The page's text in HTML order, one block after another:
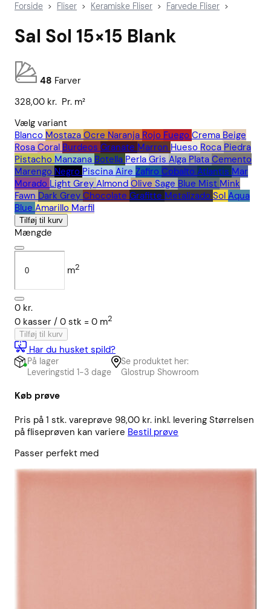
Forside > Fliser > Keramiske Fliser > Farvede Fliser >
Sal Sol 15×15 Blank
48 Farver
328,00 kr. Pr. m²
Vælg variant
Blanco Mostaza Ocre Naranja Rojo Fuego Crema Beige
Rosa Coral Burdeos Granate Marron Hueso Roca Piedra
Pistacho Manzana Botella Perla Gris Alga Plata Cemento
Marengo Negro Piscina Aire Zafiro Cobalto Atlantis Mar
Morado Light Grey Almond Olive Sage Blue Mist Mink
Fawn Dark Grey Chocolate Grafitte Metalizado Sol Aqua
Blue Amarillo Marfil
Tilføj til kurv
Mængde
m2
0 kr.
0 kasser / 0 stk = 0 m2
Tilføj til kurv
Har du husket spild?
På lager
Leveringstid 1-3 dage
Se produktet her:
Glostrup Showroom
Køb prøve
Pris på 1 stk. vareprøve 98,00 kr. inkl. levering Størrelsen
på fliseprøven kan variere Bestil prøve
Passer perfekt med